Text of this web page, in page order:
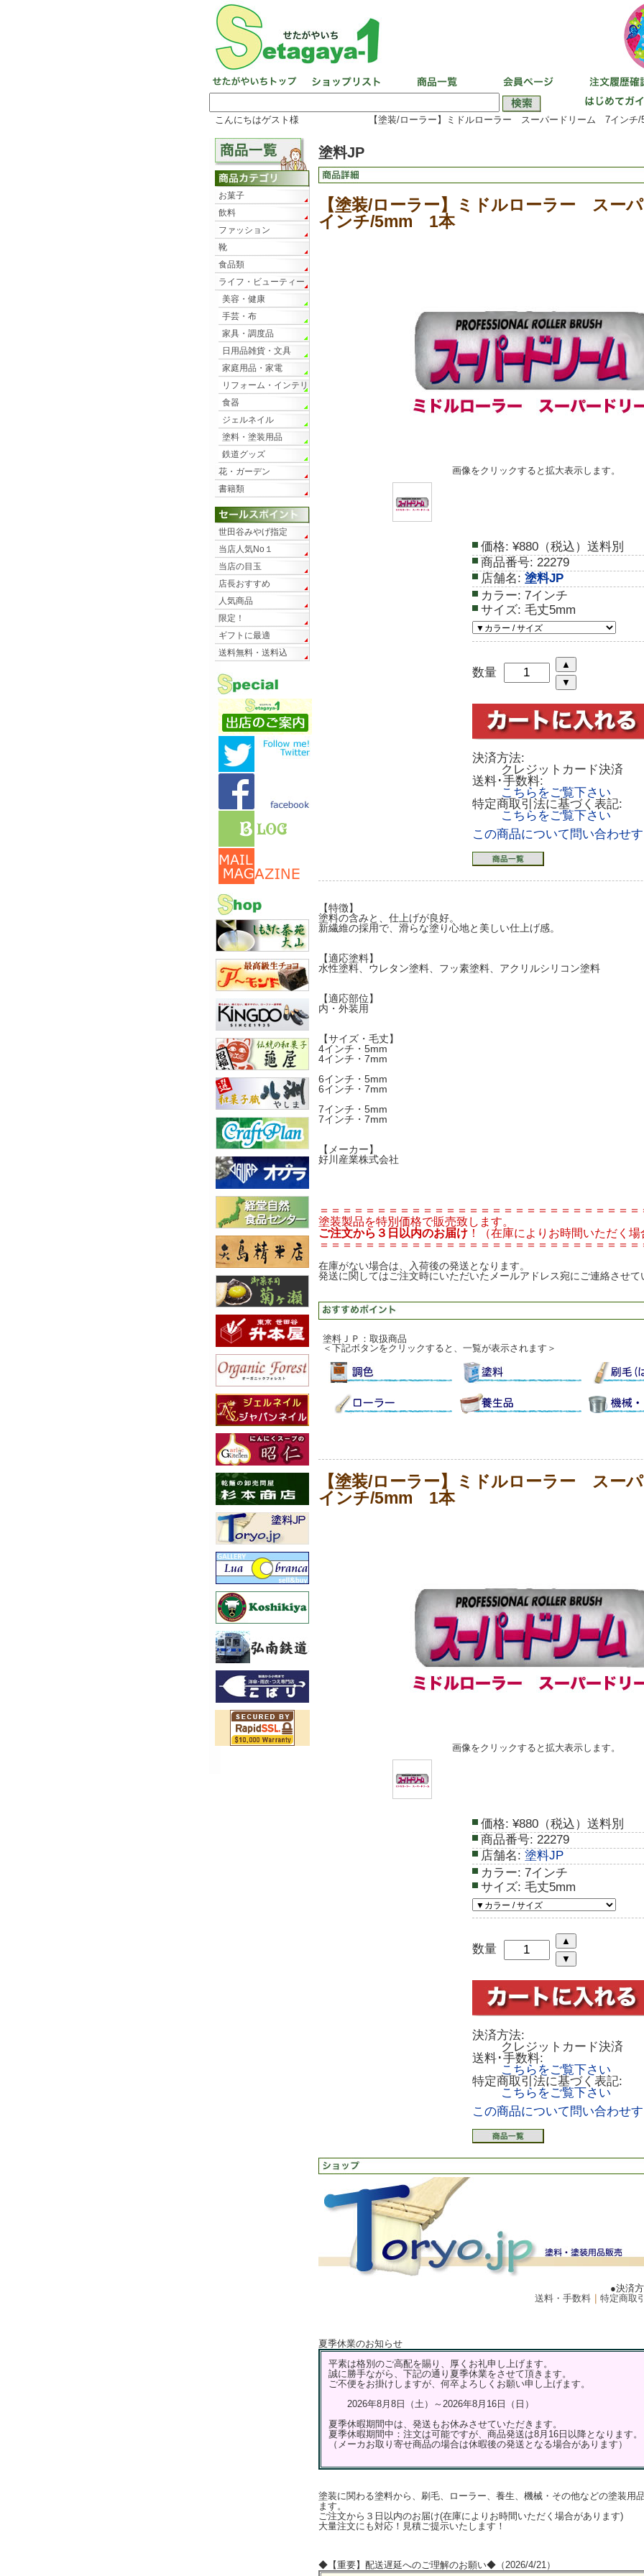
こんにちはゲスト様 【塗装/ローラー】ミドルローラー スーパードリーム 7イン
塗料JP
【塗装/ローラー】ミドルローラー スー
インチ/5mm 1本
画像をクリックすると拡大表示します。
価格: ¥880（税込）送料別
商品番号: 22279
店舗名: 塗料JP
カラー: 7インチ
サイズ: 毛丈5mm
数量
決済方法:
クレジットカード決済
送料･手数料:
こちらをご覧下さい
特定商取引法に基づく表記:
こちらをご覧下さい
この商品について問い合わせ
【特徴】
塗料の含みと、仕上げが良好。
新繊維の採用で、滑らな塗り心地と美しい仕上げ感。
【適応塗料】
水性塗料、ウレタン塗料、フッ素塗料、アクリルシリコン塗料
【適応部位】
内・外装用
【サイズ・毛丈】
4インチ・5mm
4インチ・7mm
6インチ・5mm
6インチ・7mm
7インチ・5mm
7インチ・7mm
【メーカー】
好川産業株式会社
＝＝＝＝＝＝＝＝＝＝＝＝＝＝＝＝＝＝＝＝＝＝＝＝＝＝＝＝
塗装製品を特別価格で販売致します。
ご注文から３日以内のお届け！（在庫によりお時間いただく場
＝＝＝＝＝＝＝＝＝＝＝＝＝＝＝＝＝＝＝＝＝＝＝＝＝＝＝＝
在庫がない場合は、入荷後の発送となります。
発送に関してはご注文時にいただいたメールアドレス宛にご連絡させて
塗料ＪＰ：取扱商品
＜下記ボタンをクリックすると、一覧が表示されます＞
【塗装/ローラー】ミドルローラー スー
インチ/5mm 1本
画像をクリックすると拡大表示します。
価格: ¥880（税込）送料別
商品番号: 22279
店舗名: 塗料JP
カラー: 7インチ
サイズ: 毛丈5mm
数量
決済方法:
クレジットカード決済
送料･手数料:
こちらをご覧下さい
特定商取引法に基づく表記:
こちらをご覧下さい
この商品について問い合わせ
●決済
送料・手数料｜ 特定商取
夏季休業のお知らせ
平素は格別のご高配を賜り、厚くお礼申し上げます。
誠に勝手ながら、下記の通り夏季休業をさせて頂きます。
ご不便をお掛けしますが、何卒よろしくお願い申し上げます。
2026年8月8日（土）～2026年8月16日（日）
夏季休暇期間中は、発送もお休みさせていただきます。
夏季休暇期間中：注文は可能ですが、商品発送は8月16日以降となります。
（メーカお取り寄せ商品の場合は休暇後の発送となる場合があります）
塗装に関わる塗料から、刷毛、ローラー、養生、機械・その他などの塗装用
ます。
ご注文から３日以内のお届け(在庫によりお時間いただく場合があります)
大量注文にも対応！見積ご提示いたします！
◆【重要】配送遅延へのご理解のお願い◆（2026/4/21）
お菓子
飲料
ファッション
靴
食品類
ライフ・ビューティー
美容・健康
手芸・布
家具・調度品
日用品雑貨・文具
家庭用品・家電
リフォーム・インテリ
ア
食器
ジェルネイル
塗料・塗装用品
鉄道グッズ
花・ガーデン
書籍類
世田谷みやげ指定
当店人気No１
当店の目玉
店長おすすめ
人気商品
限定！
ギフトに最適
送料無料・送料込